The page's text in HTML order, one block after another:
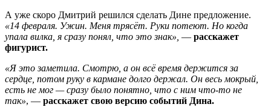
А уже скоро Дмитрий решился сделать Дине предложение.
«14 февраля. Ужин. Меня трясёт. Руки потеют. Но когда
упала вилка, я сразу понял, что это знак», — расскажет
фигурист.
«Я это заметила. Смотрю, а он всё время держится за
сердце, потом руку в кармане долго держал. Он весь мокрый,
есть не мог — сразу было понятно, что с ним что-то не
так», — расскажет свою версию событий Дина.